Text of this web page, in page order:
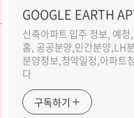
GOOGLE EARTH
신축아파트 입주 정보, 예
홈, 공공분양,민간분양,LH
분양정보,청약일정,아파트
다
구독하기